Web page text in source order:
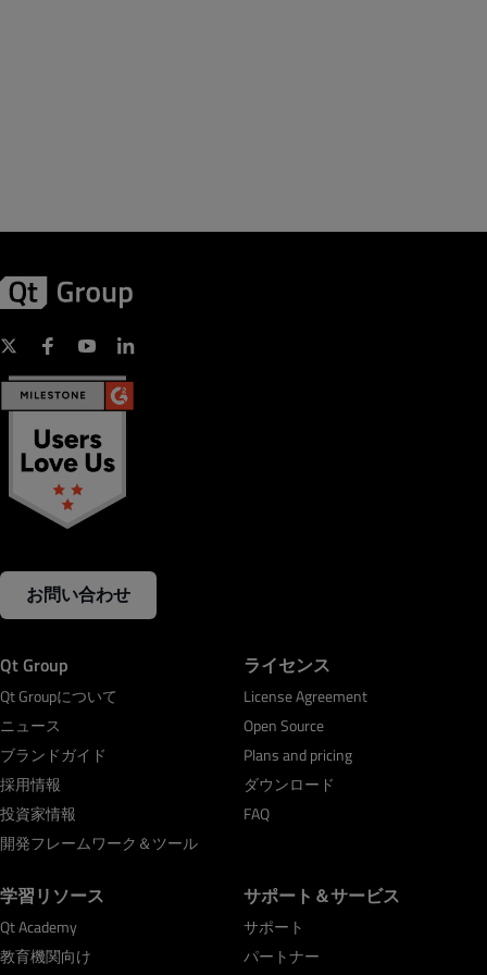
お問い合わせ
Qt Group
Qt Groupについて
ニュース
ブランドガイド
採用情報
投資家情報
開発フレームワーク＆ツール
ライセンス
License Agreement
Open Source
Plans and pricing
ダウンロード
FAQ
学習リソース
Qt Academy
教育機関向け
サポート＆サービス
サポート
パートナー